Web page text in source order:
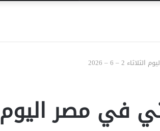
2 – 6 – 2026
في مصر اليوم